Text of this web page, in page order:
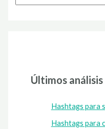
Últimos
Hashtags para
Hashtags para